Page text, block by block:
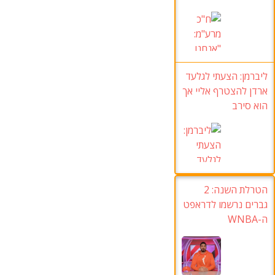
ליברמן: הצעתי לגלעד
ארדן להצטרף אליי אך
הוא סירב
הטרלת השנה: 2
גברים נרשמו לדראפט
ה-WNBA